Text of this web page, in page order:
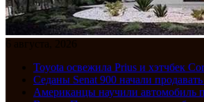
6 августа, 2026
Toyota освежила Prius и хэтчбек
Седаны Senat 900 начали
Американцы научили автомобиль